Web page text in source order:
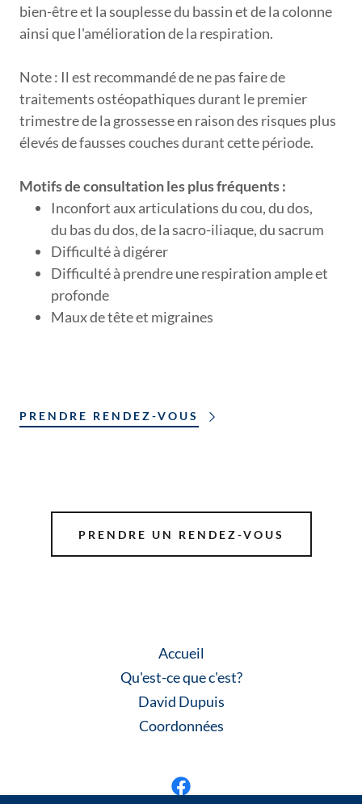
bien-être et la souplesse du bassin et de la colonne
ainsi que l'amélioration de la respiration.
Note : Il est recommandé de ne pas faire de
traitements ostéopathiques durant le premier
trimestre de la grossesse en raison des risques plus
élevés de fausses couches durant cette période.
Motifs de consultation les plus fréquents :
Inconfort aux articulations du cou, du dos,
du bas du dos, de la sacro-iliaque, du sacrum
Difficulté à digérer
Difficulté à prendre une respiration ample et
profonde
Maux de tête et migraines
PRENDRE RENDEZ-VOUS
PRENDRE UN RENDEZ-VOUS
Accueil
Qu'est-ce que c'est?
David Dupuis
Coordonnées